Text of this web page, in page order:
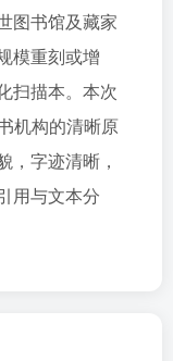
图书馆及藏家
模重刻或增
扫描本。本次
机构的清晰原
，字迹清晰，
用与文本分